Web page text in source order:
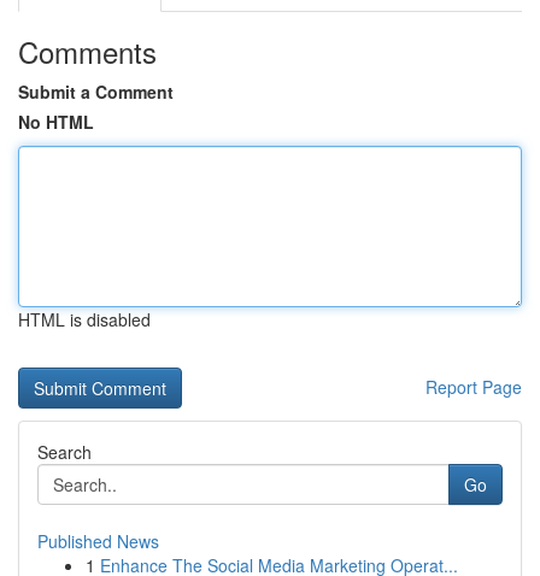
Comments
Submit a Comment
No HTML
HTML is disabled
Report Page
Search
Go
Published News
1 Enhance The Social Media Marketing Operat...